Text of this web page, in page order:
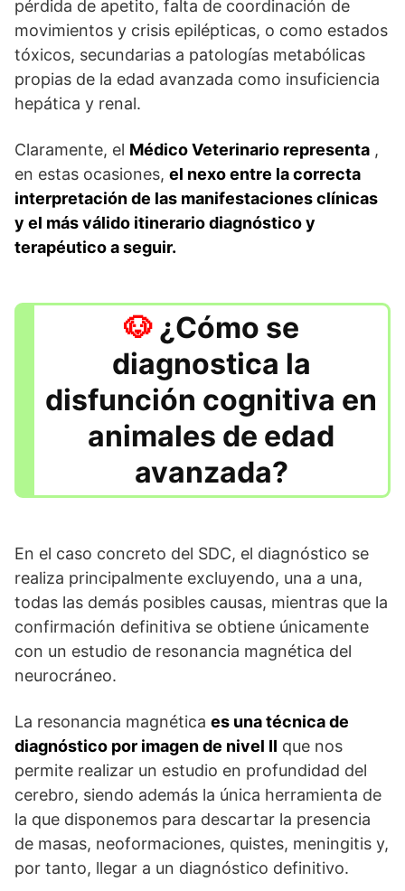
pérdida de apetito, falta de coordinación de
movimientos y crisis epilépticas, o como estados
tóxicos, secundarias a patologías metabólicas
propias de la edad avanzada como insuficiencia
hepática y renal.
Claramente, el Médico Veterinario representa ,
en estas ocasiones, el nexo entre la correcta
interpretación de las manifestaciones clínicas
y el más válido itinerario diagnóstico y
terapéutico a seguir.
¿Cómo se
diagnostica la
disfunción cognitiva en
animales de edad
avanzada?
En el caso concreto del SDC, el diagnóstico se
realiza principalmente excluyendo, una a una,
todas las demás posibles causas, mientras que la
confirmación definitiva se obtiene únicamente
con un estudio de resonancia magnética del
neurocráneo.
La resonancia magnética es una técnica de
diagnóstico por imagen de nivel II que nos
permite realizar un estudio en profundidad del
cerebro, siendo además la única herramienta de
la que disponemos para descartar la presencia
de masas, neoformaciones, quistes, meningitis y,
por tanto, llegar a un diagnóstico definitivo.